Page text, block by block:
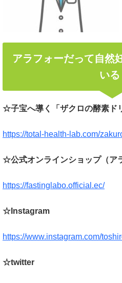
アラフォーだって自然
いる
☆子宝へ導く「ザクロの酵素ド
https://total-health-lab.com/
☆公式オンラインショップ（ア
https://fastinglabo.official.ec/
☆Instagram
https://www.instagram.com/
☆twitter